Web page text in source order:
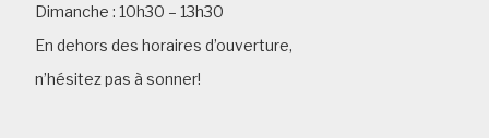
Dimanche : 10h30 – 13h30
En dehors des horaires d’ouverture,
n’hésitez pas à sonner!